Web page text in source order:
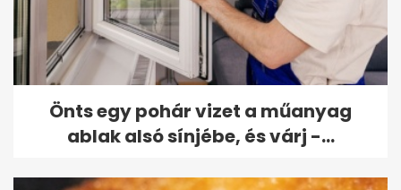
Önts egy pohár vizet a műanyag
ablak alsó sínjébe, és várj -...